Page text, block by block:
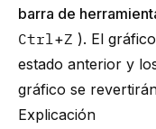
barra de
Ctrl+Z ). El
estado anterior y
gráfico se
Explicación